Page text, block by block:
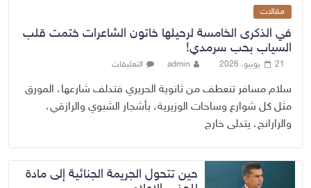
مقالات
في الذكرى الخامسة لرحيلها خاتون الشاعرات ختمت قلب
السياب بحب سرمدي!
21 يونيو، 2026 admin التعليقات
سلام مسافر تنعطف من ثانوية الحريري فتدلف شارعها، المورق
مثل كل شوارع وساحات الوزيرية، بأشجار الشبوي والرازقي،
والرارانج، يتدلى خارج
حين تتحول الجريمة الجنائية إلى مادة